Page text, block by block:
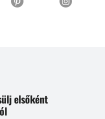
elsőként